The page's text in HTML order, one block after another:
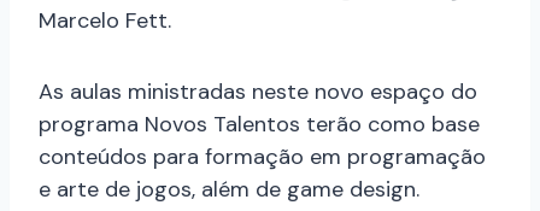
Marcelo Fett.
As aulas ministradas neste novo espaço do
programa Novos Talentos terão como base
conteúdos para formação em programação
e arte de jogos, além de game design.